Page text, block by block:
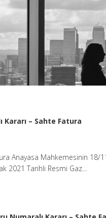
Kararı – Sahte Fatura
Anayasa Mahkemesinin 18/
2021 Tarihli Resmi Gaz…